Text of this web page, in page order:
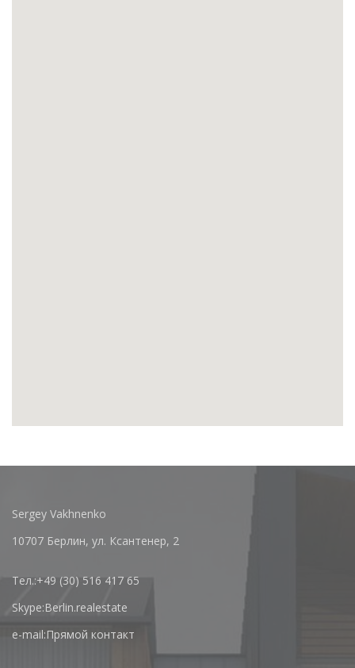
Sergey Vakhnenko
10707 Берлин, ул. Ксантенер, 2
Тел.:+49 (30) 516 417 65
Skype:Berlin.realestate
e-mail:Прямой контакт